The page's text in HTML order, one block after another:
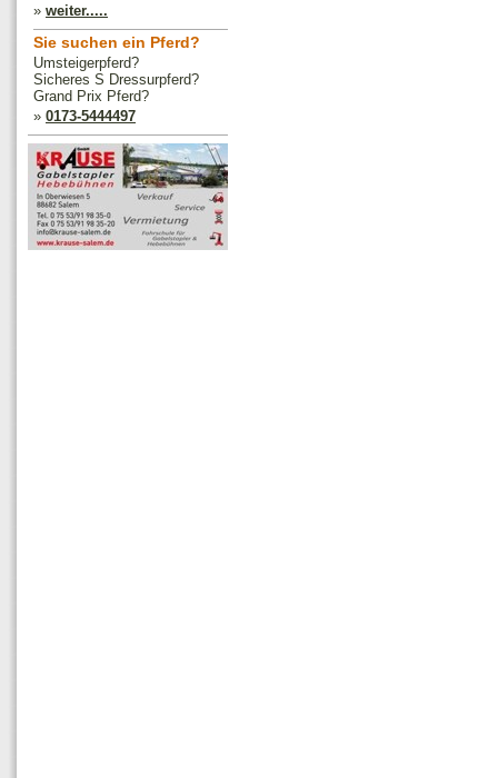
» weiter.....
Sie suchen ein Pferd?
Umsteigerpferd?
Sicheres S Dressurpferd?
Grand Prix Pferd?
» 0173-5444497